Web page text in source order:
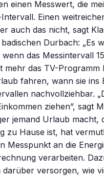
einen Messwert, die
Einen
auch das nicht, sagt
Durbach: „Es
das Messintervall
das TV-Programm
fahren, wann sie ins
nachvollziehbar.
ziehen”, sagt
jemand Urlaub macht,
zu Hause ist, hat
Messpunkt an die
verarbeiten.
versorgen, wie